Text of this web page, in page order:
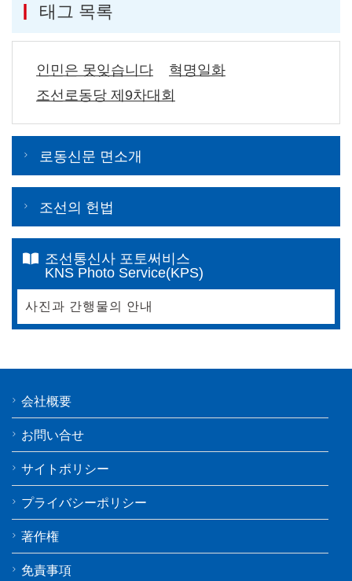
태그 목록
인민은 못잊습니다
혁명일화
조선로동당 제9차대회
로동신문 면소개
조선의 헌법
조선통신사 포토써비스
KNS Photo Service(KPS)
사진과 간행물의 안내
会社概要
お問い合せ
サイトポリシー
プライバシーポリシー
著作権
免責事項